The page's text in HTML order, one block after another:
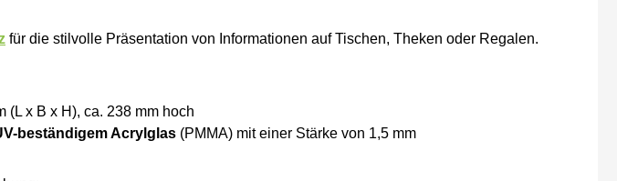
für die stilvolle Präsentation von Informationen auf Tischen, Theken oder Regalen.
(L x B x H), ca. 238 mm hoch
beständigem Acrylglas (PMMA) mit einer Stärke von 1,5 mm